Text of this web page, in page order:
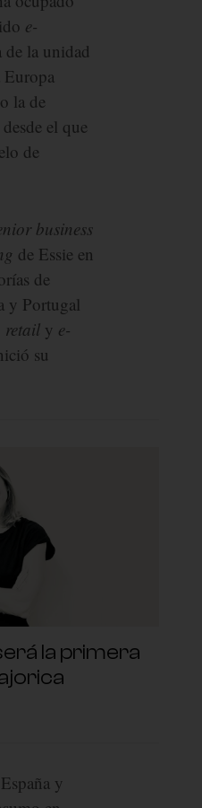
e-
la unidad
Europa
la de
el que
de
business
de Essie en
de
y Portugal
retail y e-
su
la primera
y